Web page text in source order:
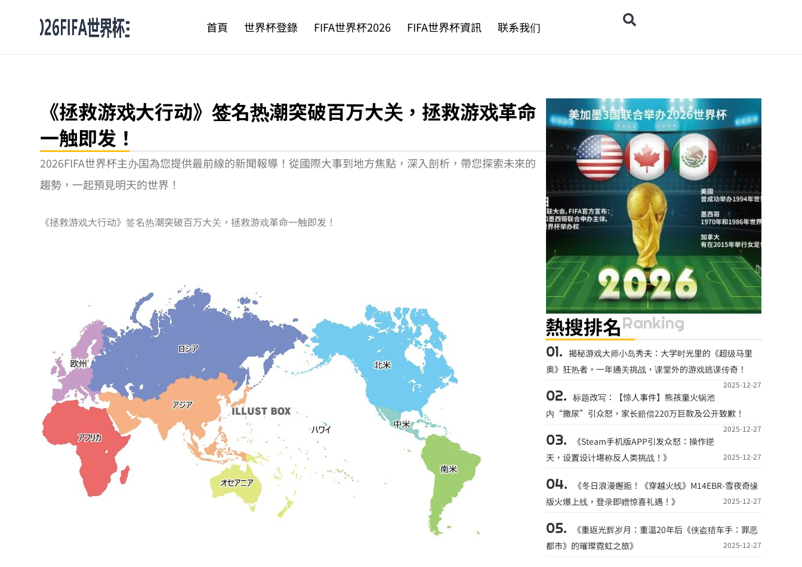
首頁 世界杯登錄 FIFA世界杯2026 FIFA世界杯資訊 联系我们
《拯救游戏大行动》签名热潮突破百万大关，拯救游戏革命
一触即发！
2026FIFA世界杯主办国為您提供最前線的新聞報導！從國際大事到地方焦點，深入剖析，帶您探索未來的
趨勢，一起預見明天的世界！
《拯救游戏大行动》签名热潮突破百万大关，拯救游戏革命一触即发！
熱搜排名Ranking
揭秘游戏大师小岛秀夫：大学时光里的《超级马里
奥》狂热者，一年通关挑战，课堂外的游戏逃课传奇！
2025-12-27
标题改写：【惊人事件】熊孩童火锅池
内“撒尿”引众怒，家长赔偿220万巨款及公开致歉！
2025-12-27
《Steam手机版APP引发众怒：操作逆
天，设置设计堪称反人类挑战！》
2025-12-27
《冬日浪漫邂逅！《穿越火线》M14EBR-雪夜奇缘
版火爆上线，登录即赠惊喜礼遇！》
2025-12-27
《重返光辉岁月：重温20年后《侠盗猎车手：罪恶
都市》的璀璨霓虹之旅》
2025-12-27